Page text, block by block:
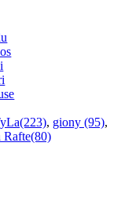
, giony (95),
Rafte(80)